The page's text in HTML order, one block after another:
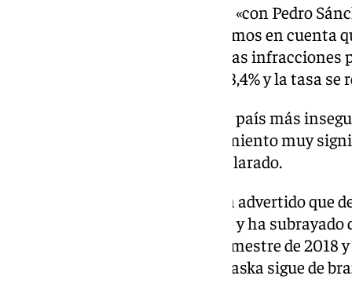
La diputada del PP ha dicho que «con Pedro
tal y como se demuestra si tenemos en cuenta
Gobierno en diciembre de 2011 las
habitantes se situaban en un 48,4% y la tasa se
«España se ha convertido en un país más
de la criminalidad con un crecimiento muy
estos tres últimos años», ha declarado.
Además, Sánchez Torregrosa ha advertido que
criminalidad «no deja de crecer» y ha
delitos más que en el mismo trimestre de 2018
más inseguras el ministro Marlaska sigue de